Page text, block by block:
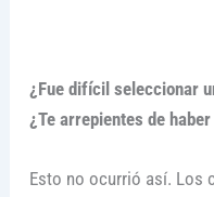
¿Fue difícil seleccionar
¿Te arrepientes de
Esto no ocurrió así. Los